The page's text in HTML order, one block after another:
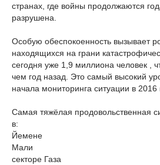
странах, где войны продолжаются
разрушена.
Особую обеспокоенность вызывает
находящихся на грани
сегодня уже 1,9 миллиона человек ,
чем год назад. Это самый высокий
начала мониторинга ситуации в 2016
Самая тяжёлая продовольственная
в:
Йемене
Мали
секторе Газа